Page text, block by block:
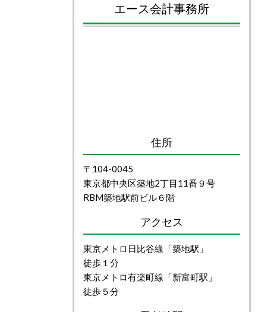
エース会計事務所
住所
〒104-0045
東京都中央区築地2丁目11番９号
RBM築地駅前ビル６階
アクセス
東京メトロ日比谷線「築地駅」
徒歩１分
東京メトロ有楽町線「新富町駅」
徒歩５分